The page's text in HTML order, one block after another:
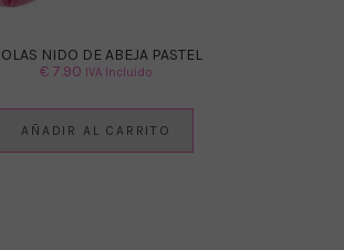
NIDO DE ABEJA PASTEL
€ 7.90 IVA Incluido
AÑADIR AL CARRITO